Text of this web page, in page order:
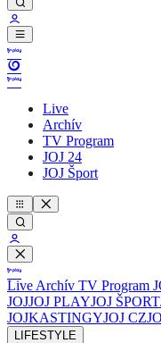
Live
Archív
TV Program
JOJ 24
JOJ Šport
Live Archív TV Program
JOJJOJ PLAYJOJ ŠPORT
JOJKASTINGYJOJ CZ
LIFESTYLE